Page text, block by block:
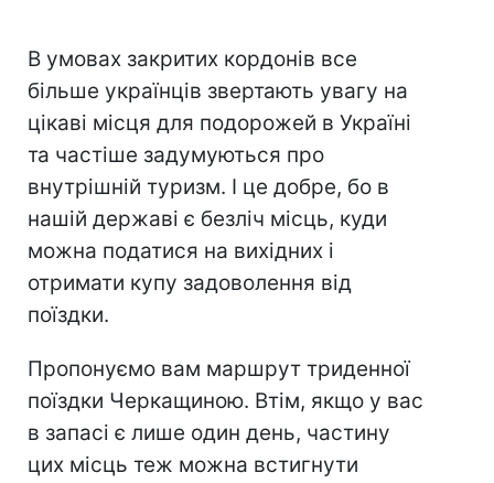
В умовах закритих кордонів все
більше українців звертають увагу на
цікаві місця для подорожей в Україні
та частіше задумуються про
внутрішній туризм. І це добре, бо в
нашій державі є безліч місць, куди
можна податися на вихідних і
отримати купу задоволення від
поїздки.
Пропонуємо вам маршрут триденної
поїздки Черкащиною. Втім, якщо у вас
в запасі є лише один день, частину
цих місць теж можна встигнути